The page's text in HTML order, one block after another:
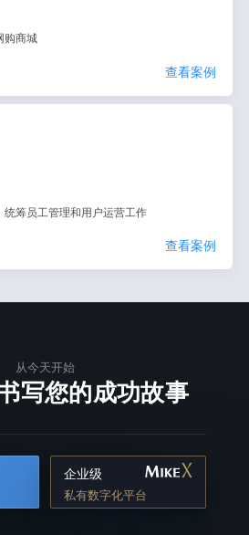
购商城
查看案例
筹员工管理和用户运营工作
查看案例
从今天开始
写您的成功故事
企业级
私有数字化平台